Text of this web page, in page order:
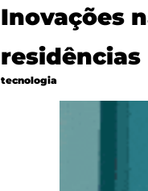
Inovações
residências
tecnologia